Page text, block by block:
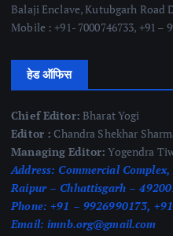
Balaji Enclave, Kutubgarh Road
Mobile : +91- 7000746733, +91 –
हेड ऑफिस
Chief Editor: Bharat Yogi
Editor : Chandra Shekhar
Managing Editor: Yogendra
Address: Commercial
Raipur – Chhattisgarh –
Phone: +91 – 9926990173,
Email: imnb.org@gmail.com